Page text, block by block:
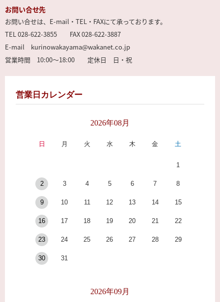
お問い合せ先
お問い合せは、E-mail・TEL・FAXにて承っております。
TEL 028-622-3855 FAX 028-622-3887
E-mail kurinowakayama@wakanet.co.jp
営業時間 10:00～18:00 定休日 日・祝
営業日カレンダー
2026年08月
日 月 火 水 木 金 土
1
2 3 4 5 6 7 8
9 10 11 12 13 14 15
16 17 18 19 20 21 22
23 24 25 26 27 28 29
30 31
2026年09月